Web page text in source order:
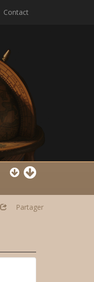
Contact
Partager